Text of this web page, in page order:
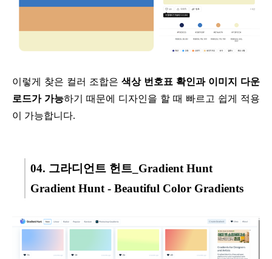
이렇게 찾은 컬러 조합은 색상 번호표 확인과 이미지 다운
로드가 가능하기 때문에 디자인을 할 때 빠르고 쉽게 적용
이 가능합니다.
04. 그라디언트 헌트_Gradient Hunt
Gradient Hunt - Beautiful Color Gradients